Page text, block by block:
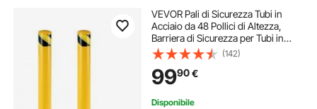
VEVOR Pali di Sicurezza Tubi in
Acciaio da 48 Pollici di Altezza,
Barriera di Sicurezza per Tubi in
Acciaio da 4,5 Pollici di Diametro,
Bulloni di Ancoraggio per Aree
Sensibili al Traffico
(142)
9990€
Disponibile